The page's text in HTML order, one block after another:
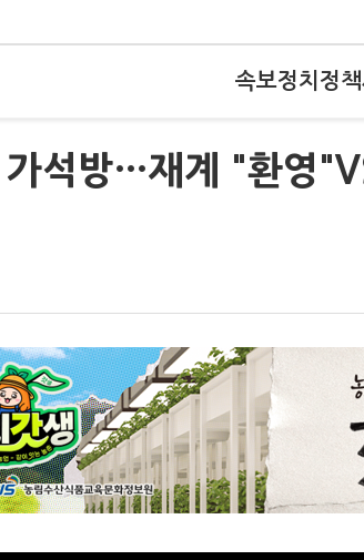
속보정치 정책
가석방…재계 "환영